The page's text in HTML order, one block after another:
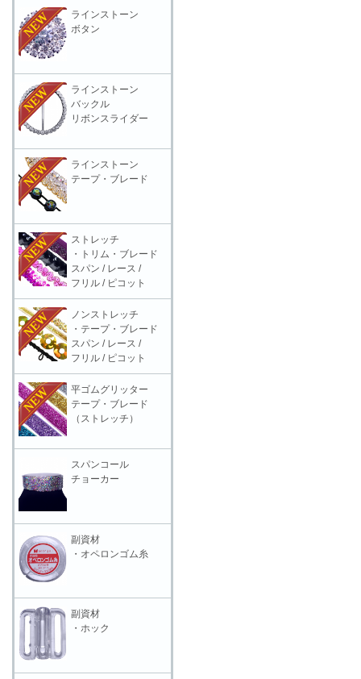
ラインストーン
ボタン
ラインストーン
バックル
リボンスライダー
ラインストーン
テープ・ブレード
ストレッチ
・トリム・ブレード
スパン / レース /
フリル / ピコット
ノンストレッチ
・テープ・ブレード
スパン / レース /
フリル / ピコット
平ゴムグリッター
テープ・ブレード
（ストレッチ）
スパンコール
チョーカー
副資材
・オペロンゴム糸
副資材
・ホック